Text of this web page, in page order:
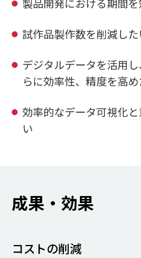
製品開発における期間
試作品製作数を削減した
デジタルデータを活用
らに効率性、精度を高
効率的なデータ可視化
い
成果・効果
コストの削減